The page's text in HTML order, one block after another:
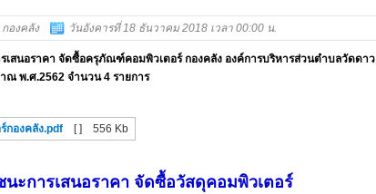
กองคลัง วันอังคารที่ 18 ธันวาคม 2018 เวลา 00:00 น.
เสนอราคา จัดซื้อครุภัณฑ์คอมพิวเตอร์ กองคลัง องค์การบริหารส่วนตำบลวัดดาว
ณ พ.ศ.2562 จำนวน 4 รายการ
กองคลัง.pdf [ ] 556 Kb
นะการเสนอราคา จัดซื้อวัสดุคอมพิวเตอร์